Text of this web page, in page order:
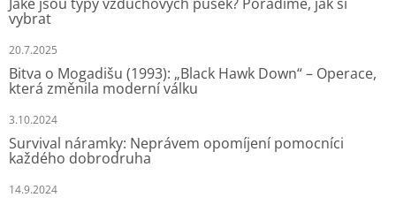
vybrat
20.7.2025
Bitva o Mogadišu (1993): „Black Hawk Down“ – Operace,
která změnila moderní válku
3.10.2024
Survival náramky: Neprávem opomíjení pomocníci
každého dobrodruha
14.9.2024